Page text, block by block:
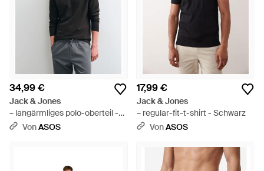
34,99 €
Jack & Jones
– langärmliges polo-oberteil -
Schwarz
VonASOS
17,99 €
Jack & Jones
– regular-fit-t-shirt - Schwarz
VonASOS